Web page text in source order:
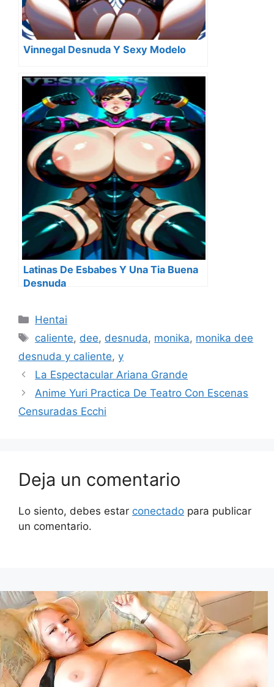
Vinnegal Desnuda Y Sexy Modelo
Latinas De Esbabes Y Una Tia Buena
Desnuda
Categorías
Hentai
Etiquetas
caliente, dee, desnuda, monika, monika dee
desnuda y caliente, y
La Espectacular Ariana Grande
Anime Yuri Practica De Teatro Con Escenas
Censuradas Ecchi
Deja un comentario
Lo siento, debes estar conectado para publicar
un comentario.